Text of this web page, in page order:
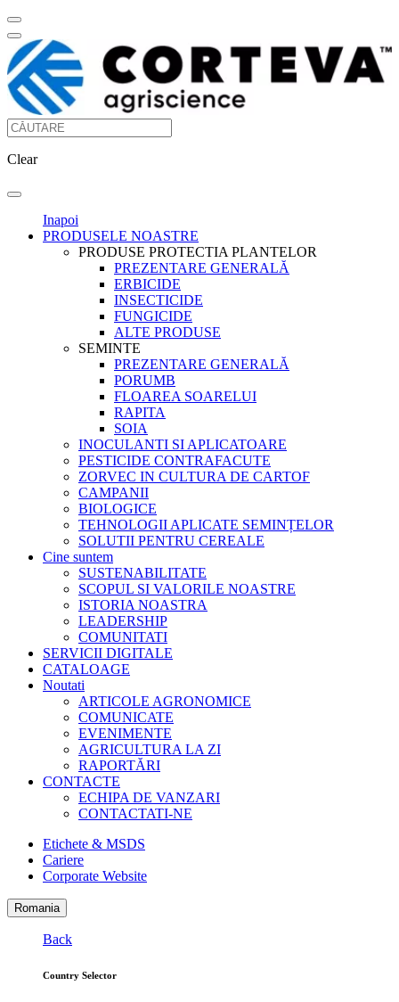
Clear
Inapoi
PRODUSELE NOASTRE
PRODUSE PROTECTIA PLANTELOR
PREZENTARE GENERALĂ
ERBICIDE
INSECTICIDE
FUNGICIDE
ALTE PRODUSE
SEMINTE
PREZENTARE GENERALĂ
PORUMB
FLOAREA SOARELUI
RAPITA
SOIA
INOCULANTI SI APLICATOARE
PESTICIDE CONTRAFACUTE
ZORVEC IN CULTURA DE CARTOF
CAMPANII
BIOLOGICE
TEHNOLOGII APLICATE SEMINȚELOR
SOLUTII PENTRU CEREALE
Cine suntem
SUSTENABILITATE
SCOPUL SI VALORILE NOASTRE
ISTORIA NOASTRA
LEADERSHIP
COMUNITATI
SERVICII DIGITALE
CATALOAGE
Noutati
ARTICOLE AGRONOMICE
COMUNICATE
EVENIMENTE
AGRICULTURA LA ZI
RAPORTĂRI
CONTACTE
ECHIPA DE VANZARI
CONTACTATI-NE
Etichete & MSDS
Cariere
Corporate Website
Romania
Back
Country Selector